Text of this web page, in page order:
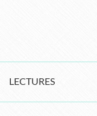
LECTURES